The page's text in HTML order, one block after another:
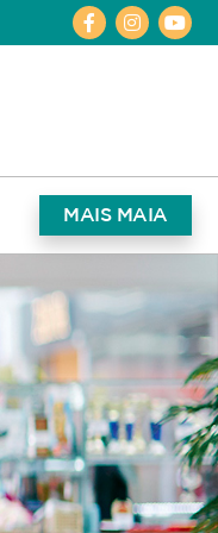
MAIS MAIA